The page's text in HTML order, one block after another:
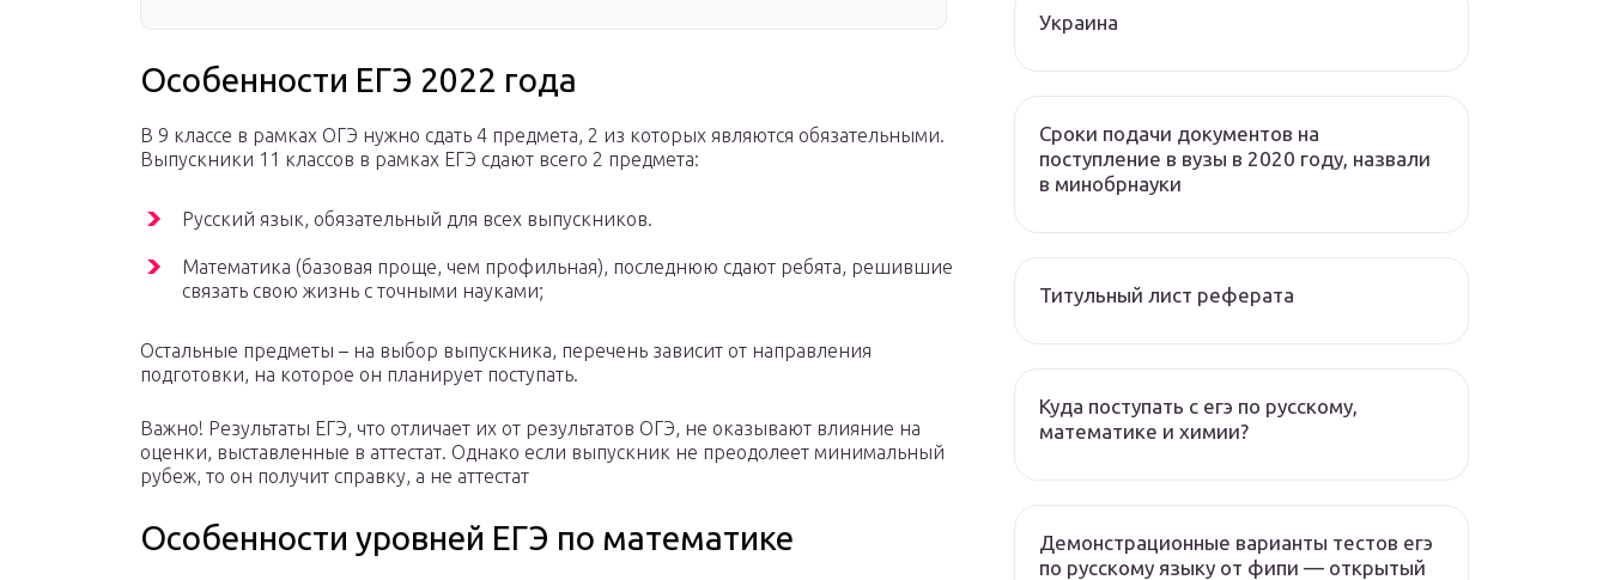
Особенности ЕГЭ 2022 года
В 9 классе в рамках ОГЭ нужно сдать 4 предмета, 2 из которых являются обязательными.
Выпускники 11 классов в рамках ЕГЭ сдают всего 2 предмета:
Русский язык, обязательный для всех выпускников.
Математика (базовая проще, чем профильная), последнюю сдают ребята, решившие
связать свою жизнь с точными науками;
Остальные предметы – на выбор выпускника, перечень зависит от направления
подготовки, на которое он планирует поступать.
Важно! Результаты ЕГЭ, что отличает их от результатов ОГЭ, не оказывают влияние на
оценки, выставленные в аттестат. Однако если выпускник не преодолеет минимальный
рубеж, то он получит справку, а не аттестат
Особенности уровней ЕГЭ по математике
Украина
Сроки подачи документов на
поступление в вузы в 2020 году, назвали
в минобрнауки
Титульный лист реферата
Куда поступать с егэ по русскому,
математике и химии?
Демонстрационные варианты тестов егэ
по русскому языку от фипи — открытый